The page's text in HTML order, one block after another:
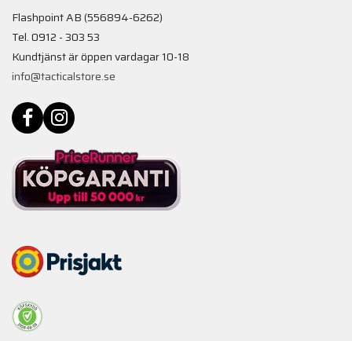
Flashpoint AB (556894-6262)
Tel. 0912 - 303 53
Kundtjänst är öppen vardagar 10-18
info@tacticalstore.se